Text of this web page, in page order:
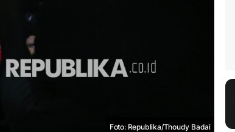
Foto: Republika/Thoudy Badai